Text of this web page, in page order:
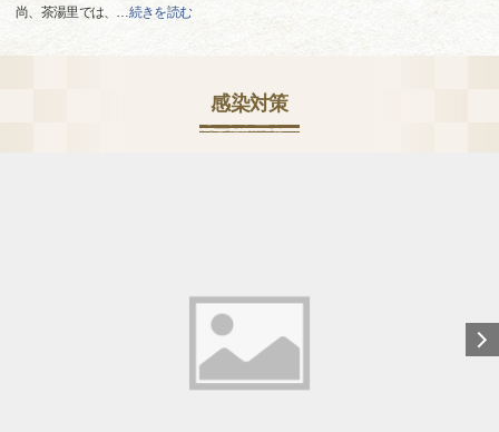
尚、茶湯里では、 …続きを読む
感染対策